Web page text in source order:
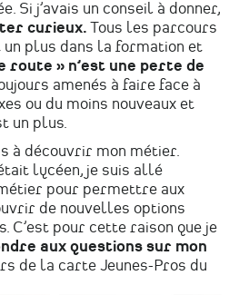
Si j’avais un conseil à donner,
curieux. Tous les parcours
plus dans la formation et
route » n’est une perte de
amenés à faire face à
ou du moins nouveaux et
un plus.
à découvrir mon métier.
lycéen, je suis allé
pour permettre aux
de nouvelles options
C’est pour cette raison que je
aux questions sur mon
de la carte Jeunes-Pros du